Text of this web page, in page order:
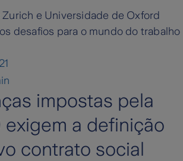
e Universidade de Oxford
desafios para o mundo do trabalho
impostas pela
exigem a definição
contrato social